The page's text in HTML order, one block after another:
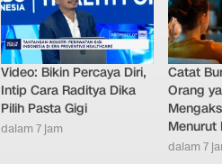
Video: Bikin Percaya Diri,
Intip Cara Raditya Dika
Pilih Pasta Gigi
dalam 7 jam
Catat
Orang
Menurut
dalam 7